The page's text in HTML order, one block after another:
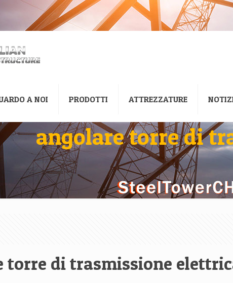
A NOI PRODOTTI ATTREZZATURE
angolare torre di
torre di trasmissione